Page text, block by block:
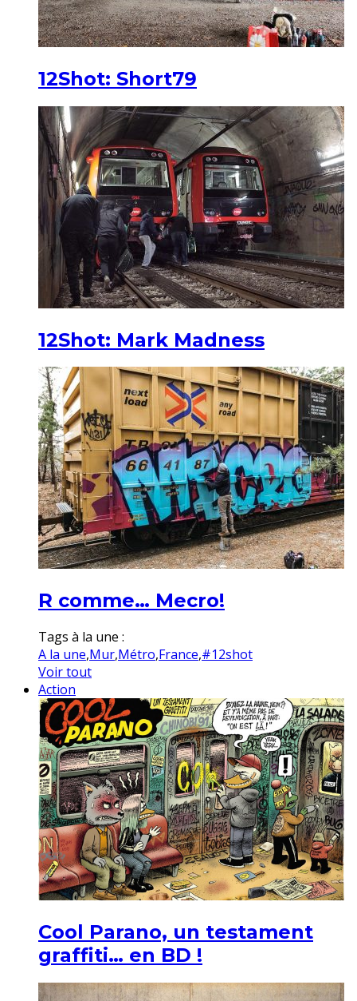
12Shot: Short79
12Shot: Mark Madness
R comme… Mecro!
Tags à la une :
A la une,Mur,Métro,France,#12shot
Voir tout
Action
Cool Parano, un testament
graffiti… en BD !